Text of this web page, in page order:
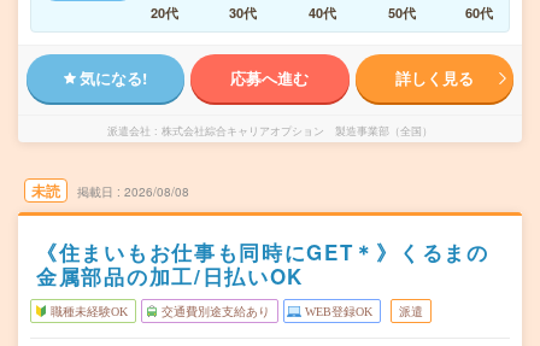
20代
30代 40代 50代 60代
気になる! 応募へ進む 詳しく見る
派遣会社 株式会社綜合キャリアオプション 製造事業部（全国）
未読 掲載日 2026/08/08
《住まいもお仕事も同時にGET＊》くるまの
金属部品の加工/日払いOK
職種未経験OK 交通費別途支給あり WEB登録OK 派遣